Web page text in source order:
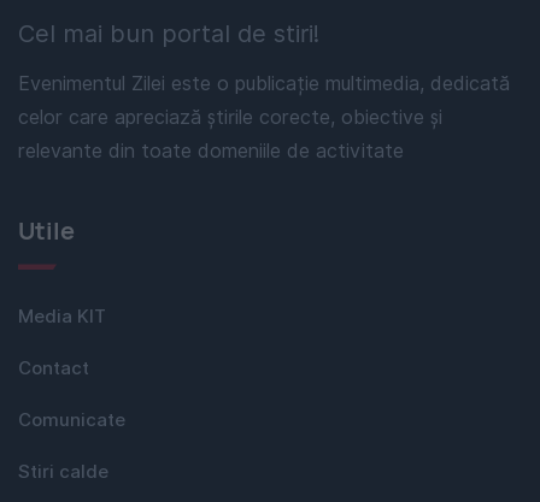
Cel mai bun portal de stiri!
Evenimentul Zilei este o publicație multimedia, dedicată
celor care apreciază știrile corecte, obiective și
relevante din toate domeniile de activitate
Utile
Media KIT
Contact
Comunicate
Stiri calde